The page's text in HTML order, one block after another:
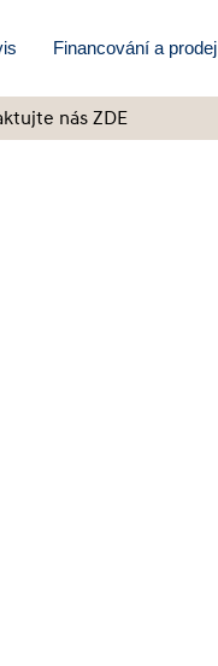
Financování a prodej
nás ZDE